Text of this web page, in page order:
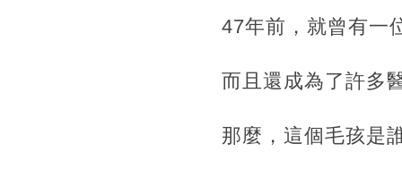
47年前，就曾有一
而且還成為了許多
那麼，這個毛孩是